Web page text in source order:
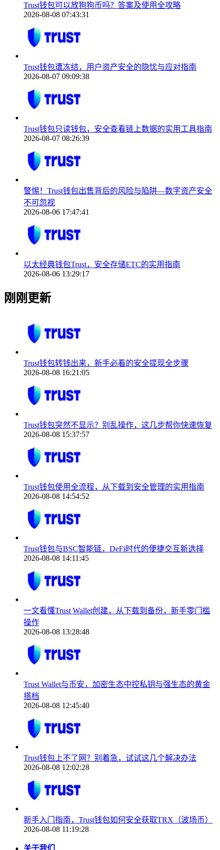
Trust钱包可以放狗狗币吗？答案及使用全攻略
2026-08-08 07:43:31
Trust钱包遭冻结，用户资产安全的隐忧与应对指南
2026-08-07 09:09:38
Trust钱包只读钱包，安全查看链上数据的实用工具指南
2026-08-07 08:26:39
警惕！Trust钱包出售背后的风险与陷阱—数字资产安全
不可忽视
2026-08-06 17:47:41
以太经典钱包Trust，安全存储ETC的实用指南
2026-08-06 13:29:17
刚刚更新
Trust钱包转钱出来，新手必看的安全提现全步骤
2026-08-08 16:21:05
Trust钱包突然不显示？别乱操作，这几步帮你快速恢复
2026-08-08 15:37:57
Trust钱包使用全流程，从下载到安全管理的实用指南
2026-08-08 14:54:52
Trust钱包与BSC智能链，DeFi时代的便捷交互新选择
2026-08-08 14:11:45
一文看懂Trust Wallet创建，从下载到备份，新手零门槛
操作
2026-08-08 13:28:48
Trust Wallet与币安，加密生态中控私钥与强生态的黄金
搭档
2026-08-08 12:45:40
Trust钱包上不了网？别着急，试试这几个解决办法
2026-08-08 12:02:28
新手入门指南，Trust钱包如何安全获取TRX（波场币）
2026-08-08 11:19:28
关于我们